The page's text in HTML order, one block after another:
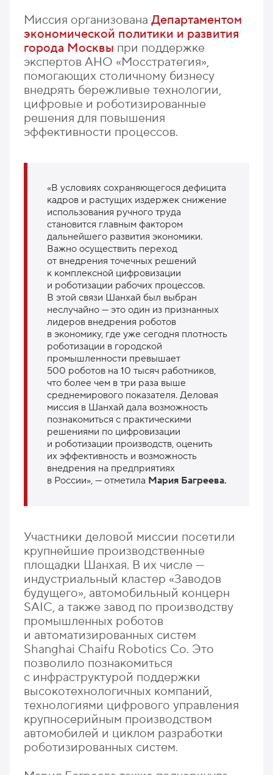
Миссия организованаДепартаментом
экономической политики и развития
города Москвы при поддержке
экспертов АНО «Мосстратегия»,
помогающих столичному бизнесу
внедрять бережливые технологии,
цифровые и роботизированные
решения для повышения
эффективности процессов.
«В условиях сохраняющегося дефицита
кадров и растущих издержек снижение
использования ручного труда
становится главным фактором
дальнейшего развития экономики.
Важно осуществить переход
от внедрения точечных решений
к комплексной цифровизации
и роботизации рабочих процессов.
В этой связи Шанхай был выбран
неслучайно — это один из признанных
лидеров внедрения роботов
в экономику, где уже сегодня плотность
роботизации в городской
промышленности превышает
500 роботов на 10 тысяч работников,
что более чем в три раза выше
среднемирового показателя. Деловая
миссия в Шанхай дала возможность
познакомиться с практическими
решениями по цифровизации
и роботизации производств, оценить
их эффективность и возможность
внедрения на предприятиях
в России», — отметила Мария Багреева.
Участники деловой миссии посетили
крупнейшие производственные
площадки Шанхая. В их числе —
индустриальный кластер «Заводов
будущего», автомобильный концерн
SAIC, а также завод по производству
промышленных роботов
и автоматизированных систем
Shanghai Chaifu Robotics Co. Это
позволило познакомиться
с инфраструктурой поддержки
высокотехнологичных компаний,
технологиями цифрового управления
крупносерийным производством
автомобилей и циклом разработки
роботизированных систем.